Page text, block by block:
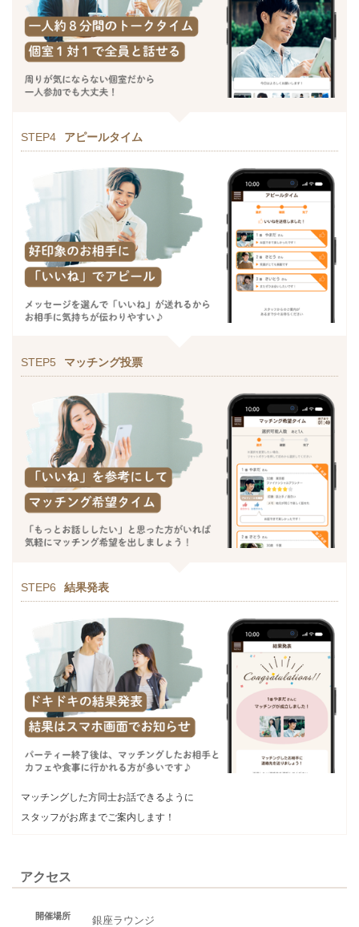
STEP4 アピールタイム
STEP5 マッチング投票
STEP6 結果発表
マッチングした方同士お話できるように
スタッフがお席までご案内します！
アクセス
開催場所
銀座ラウンジ